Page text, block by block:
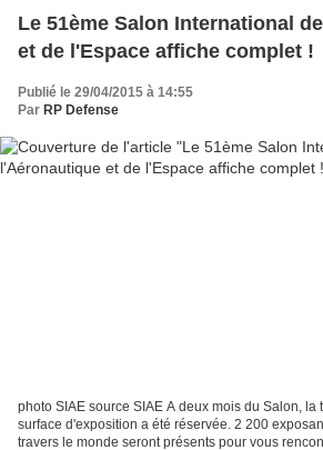
Le 51ème Salon International
et de l'Espace affiche complet !
Publié le 29/04/2015 à 14:55
Par RP Defense
photo SIAE source SIAE A deux mois du Salon, la
surface d'exposition a été réservée. 2 200
travers le monde seront présents pour vous